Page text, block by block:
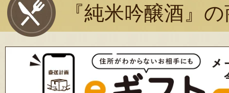
『純米吟醸酒』